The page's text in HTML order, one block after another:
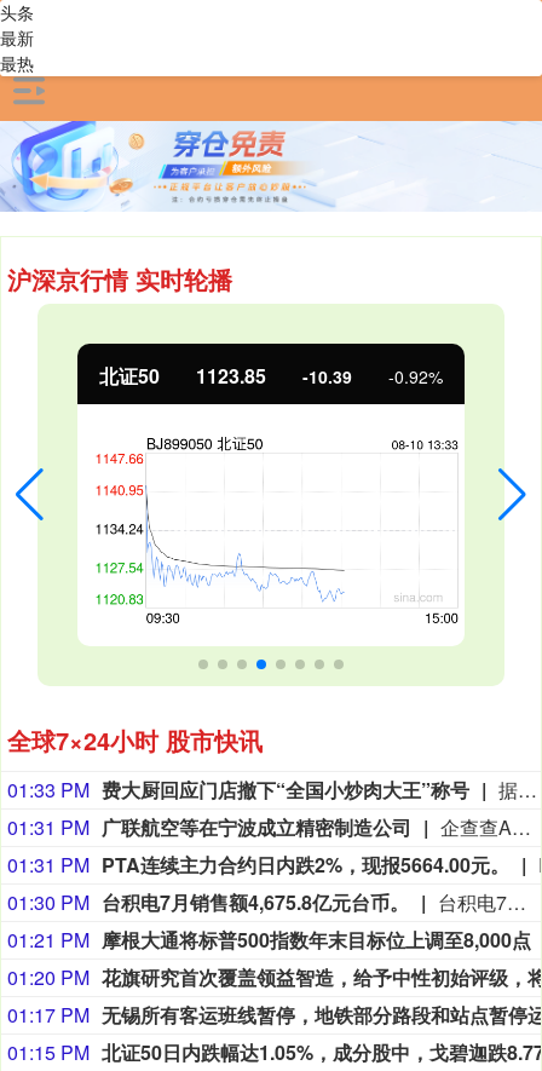
沪深京行情 实时轮播
创业板指 3487.13 -75.99 -2.13%
全球7×24小时 股市快讯
01:33 PM 费大厨回应门店撤下“全国小炒肉大王”称号
据中国新闻周刊报道，8月9日晚，费大厨辣椒炒肉北京朝阳合生汇店宣传语已经撤下此前使用多年的“全国小炒肉大王”称号，更换为“精选黑猪肉，专业大厨炒”。对此，8月10日，费大厨回应称：“响应新规，费大厨所有门店正在换新调整，从“全国小炒肉大王”焕新为“精选黑猪肉·专业大厨炒”，预计8月底完成。”界面新闻还获悉，8月9日，费大厨创始人费良慧在公司内部发布《针对近期事宜致全体费大厨伙伴的一封信》，称完全理解并支持国家规范社会组织评比表彰活动的方向，公司当即就召开门店陈列升级专题会议并在8月3日确认升级方案，各门店已开始有序执行。（界面）
01:31 PM 广联航空等在宁波成立精密制造公司
企查查APP显示，近日，广联启航（宁波）精密制造有限公司成立，经营范围包含半导体器件专用设备制造；机械零件、零部件加工；金属结构制造；半导体器件专用设备销售等。企查查股权穿透显示，该公司由广联航空全资子公司广联航空装备（宁波）有限公司等共同持股。
01:31 PM PTA连续主力合约日内跌2%，现报5664.00元。
01:30 PM 台积电7月销售额4,675.8亿元台币。
台积电7月销售额4,675.8亿元台币。
01:21 PM 摩根大通将标普500指数年末目标位上调至8,000点
01:20 PM
01:17 PM
01:15 PM
头条
最新
最热